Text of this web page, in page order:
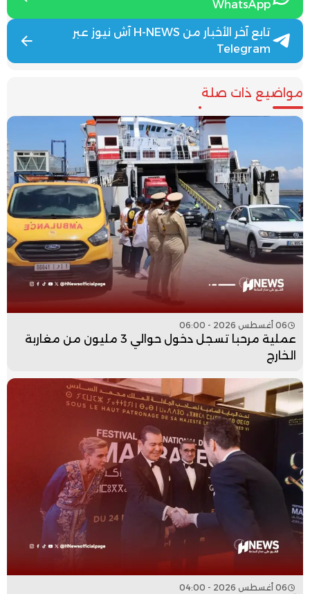
WhatsApp
تابع آخر الأخبار من H-NEWS آش نيوز عبر
Telegram
مواضيع ذات صلة
06 أغسطس 2026 - 06:00
عملية مرحبا تسجل دخول حوالي 3 مليون من مغاربة
الخارج
06 أغسطس 2026 - 04:00